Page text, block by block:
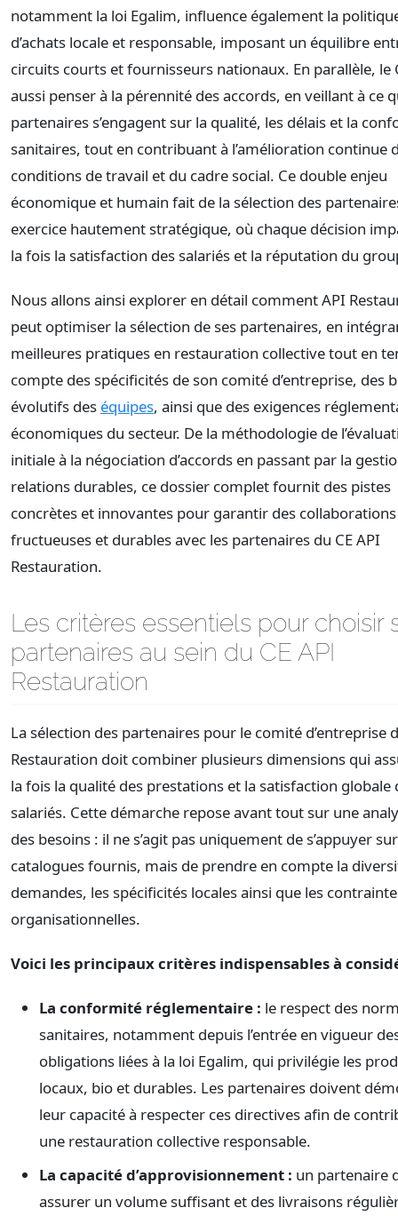
notamment la loi Egalim, influence également la
d’achats locale et responsable, imposant un équilibre
circuits courts et fournisseurs nationaux. En parallèle, le
aussi penser à la pérennité des accords, en veillant à ce
partenaires s’engagent sur la qualité, les délais et la
sanitaires, tout en contribuant à l’amélioration continue
conditions de travail et du cadre social. Ce double enjeu
économique et humain fait de la sélection des
exercice hautement stratégique, où chaque décision
la fois la satisfaction des salariés et la réputation du
Nous allons ainsi explorer en détail comment API
peut optimiser la sélection de ses partenaires, en
meilleures pratiques en restauration collective tout en
compte des spécificités de son comité d’entreprise, des
évolutifs des équipes, ainsi que des exigences
économiques du secteur. De la méthodologie de
initiale à la négociation d’accords en passant par la
relations durables, ce dossier complet fournit des pistes
concrètes et innovantes pour garantir des collaborations
fructueuses et durables avec les partenaires du CE API
Restauration.
Les critères essentiels pour choisir
partenaires au sein du CE API
Restauration
La sélection des partenaires pour le comité d’entreprise
Restauration doit combiner plusieurs dimensions qui
la fois la qualité des prestations et la satisfaction globale
salariés. Cette démarche repose avant tout sur une
des besoins : il ne s’agit pas uniquement de s’appuyer
catalogues fournis, mais de prendre en compte la
demandes, les spécificités locales ainsi que les
organisationnelles.
Voici les principaux critères indispensables à
La conformité réglementaire : le respect des
sanitaires, notamment depuis l’entrée en vigueur
obligations liées à la loi Egalim, qui privilégie les
locaux, bio et durables. Les partenaires doivent
leur capacité à respecter ces directives afin de
une restauration collective responsable.
La capacité d’approvisionnement : un partenaire
assurer un volume suffisant et des livraisons